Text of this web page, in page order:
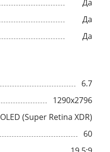
Да
Да
Да
6.7
1290x2796
OLED (Super Retina XDR)
60